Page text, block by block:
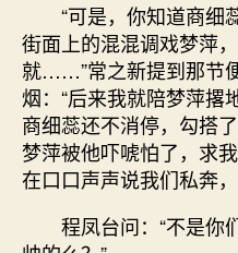
“可是，你知道商细
街面上的混混调戏梦萍
就……”常之新提到那节
烟：“后来我就陪梦萍撂
商细蕊还不消停，勾搭
梦萍被他吓唬怕了，求
在口口声声说我们私奔
程凤台问：“不是你